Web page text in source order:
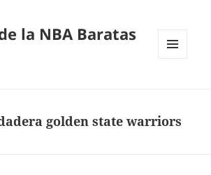
la NBA Baratas
golden state warriors